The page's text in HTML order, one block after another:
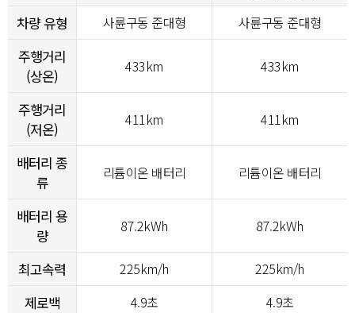
차량 유형
사륜구동 준대형 사륜구동 준대형
주행거리
(상온)
433km 433km
주행거리
(저온)
411km 411km
배터리 종
류
리튬이온 배터리 리튬이온 배터리
배터리 용
량
87.2kWh 87.2kWh
최고속력 225km/h 225km/h
제로백 4.9초 4.9초